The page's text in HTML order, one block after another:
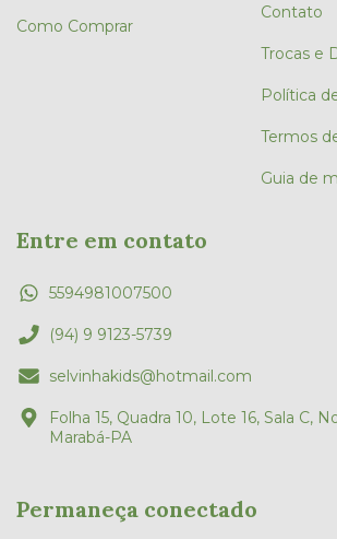
Como Comprar
Contato
Trocas e
Política
Termos
Guia de
Entre em contato
5594981007500
(94) 9 9123-5739
selvinhakids@hotmail.com
Folha 15, Quadra 10, Lote 16, Sala C,
Marabá-PA
Permaneça conectado